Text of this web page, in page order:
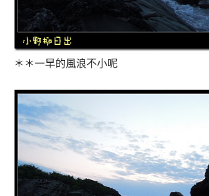
＊＊一早的風浪不小呢